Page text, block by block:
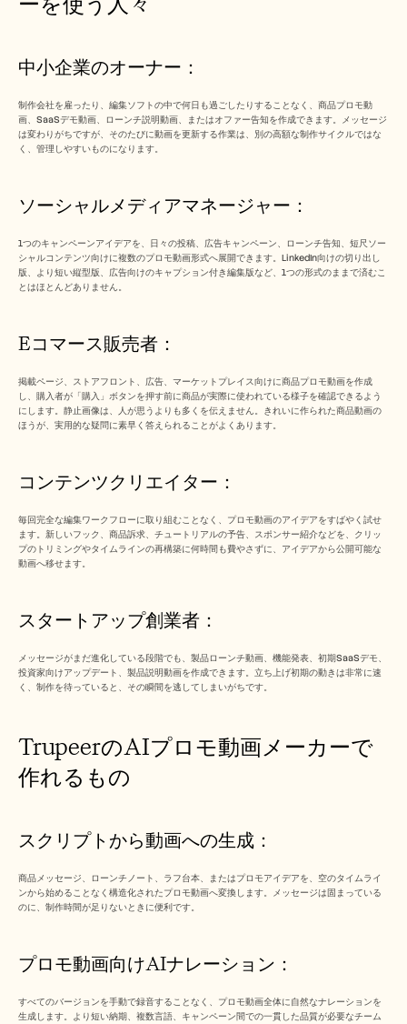
中小企業のオーナー：
制作会社を雇ったり、編集ソフトの中で何日も過ごしたりすることなく、商品プロモ動
画、SaaSデモ動画、ローンチ説明動画、またはオファー告知を作成できます。メッセージ
は変わりがちですが、そのたびに動画を更新する作業は、別の高額な制作サイクルではな
く、管理しやすいものになります。
ソーシャルメディアマネージャー：
1つのキャンペーンアイデアを、日々の投稿、広告キャンペーン、ローンチ告知、短尺ソー
シャルコンテンツ向けに複数のプロモ動画形式へ展開できます。LinkedIn向けの切り出し
版、より短い縦型版、広告向けのキャプション付き編集版など、1つの形式のままで済むこ
とはほとんどありません。
Eコマース販売者：
掲載ページ、ストアフロント、広告、マーケットプレイス向けに商品プロモ動画を作成
し、購入者が「購入」ボタンを押す前に商品が実際に使われている様子を確認できるよう
にします。静止画像は、人が思うよりも多くを伝えません。きれいに作られた商品動画の
ほうが、実用的な疑問に素早く答えられることがよくあります。
コンテンツクリエイター：
毎回完全な編集ワークフローに取り組むことなく、プロモ動画のアイデアをすばやく試せ
ます。新しいフック、商品訴求、チュートリアルの予告、スポンサー紹介などを、クリッ
プのトリミングやタイムラインの再構築に何時間も費やさずに、アイデアから公開可能な
動画へ移せます。
スタートアップ創業者：
メッセージがまだ進化している段階でも、製品ローンチ動画、機能発表、初期SaaSデモ、
投資家向けアップデート、製品説明動画を作成できます。立ち上げ初期の動きは非常に速
く、制作を待っていると、その瞬間を逃してしまいがちです。
TrupeerのAIプロモ動画メーカーで
作れるもの
スクリプトから動画への生成：
商品メッセージ、ローンチノート、ラフ台本、またはプロモアイデアを、空のタイムライ
ンから始めることなく構造化されたプロモ動画へ変換します。メッセージは固まっている
のに、制作時間が足りないときに便利です。
プロモ動画向けAIナレーション：
すべてのバージョンを手動で録音することなく、プロモ動画全体に自然なナレーションを
生成します。より短い納期、複数言語、キャンペーン間での一貫した品質が必要なチーム